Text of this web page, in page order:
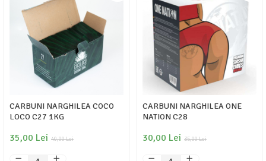
CARBUNI NARGHILEA COCO
LOCO C27 1KG
40,00 Lei
35,00 Lei
CARBUNI NARGHILEA ONE
NATION C28
35,00 Lei
30,00 Lei